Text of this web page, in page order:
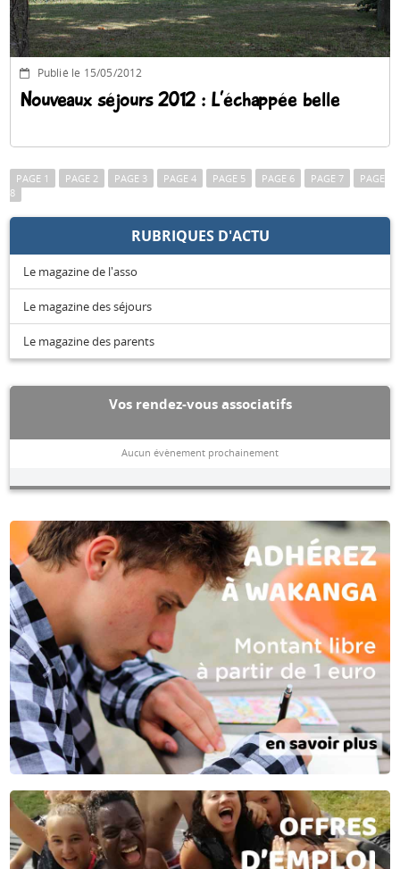
Publié le 15/05/2012
Nouveaux séjours 2012 : L’échappée belle
PAGE 1 PAGE 2 PAGE 3 PAGE 4 PAGE 5 PAGE 6 PAGE 7
PAGE
8
RUBRIQUES D'ACTU
Le magazine de l'asso
Le magazine des séjours
Le magazine des parents
Vos rendez-vous associatifs
Aucun évènement prochainement